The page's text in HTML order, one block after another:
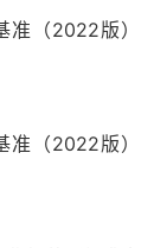
准（2022版）
准（2022版）